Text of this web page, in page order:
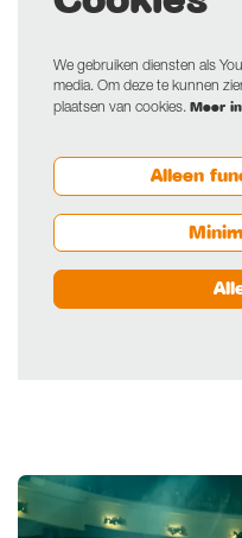
We gebruiken diensten als
media. Om deze te kunnen
plaatsen van cookies. Meer
Alleen